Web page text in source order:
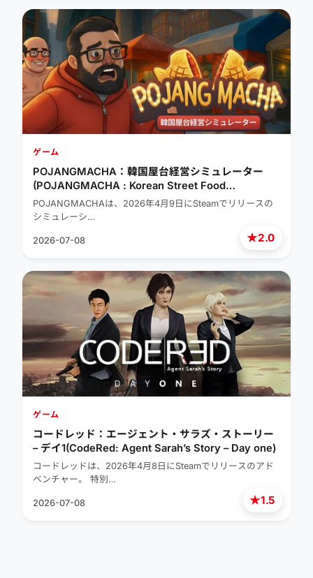
★2.0
ゲーム
POJANGMACHA：韓国屋台経営シミュレーター
(POJANGMACHA : Korean Street Food
Management Simulator)
POJANGMACHAは、2026年4月9日にSteamでリリースの
シミュレーシ…
2026-07-08
★1.5
ゲーム
コードレッド：エージェント・サラズ・ストーリー
– デイ1(CodeRed: Agent Sarah’s Story – Day one)
コードレッドは、2026年4月8日にSteamでリリースのアド
ベンチャー。 特別…
2026-07-08